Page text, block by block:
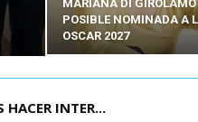
MARIANA DI
POSIBLE NOMINADA A
OSCAR 2027
SE ESTÁ ENC...